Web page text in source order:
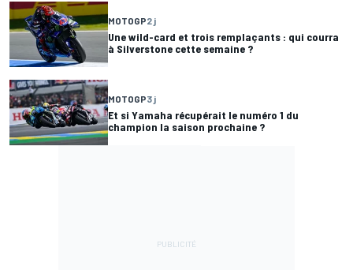
MOTOGP2 j
Une wild-card et trois remplaçants : qui courra
à Silverstone cette semaine ?
MOTOGP3 j
Et si Yamaha récupérait le numéro 1 du
champion la saison prochaine ?